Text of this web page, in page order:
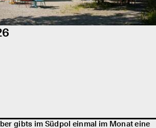
gibts im Südpol einmal im Monat eine